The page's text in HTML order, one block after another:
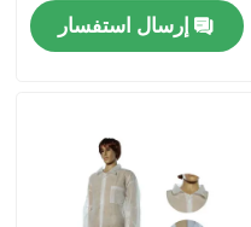
إرسال استفسار